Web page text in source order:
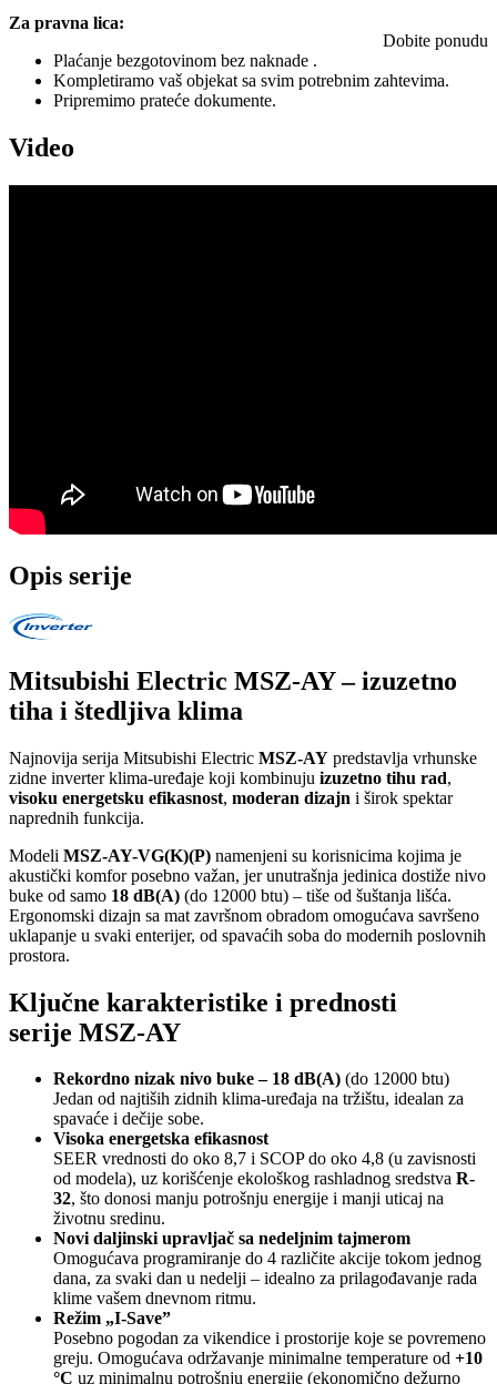
Dobite ponudu
Za pravna lica:
Plaćanje bezgotovinom bez naknade .
Kompletiramo vaš objekat sa svim potrebnim zahtevima.
Pripremimo prateće dokumente.
Video
Opis serije
Mitsubishi Electric MSZ-AY – izuzetno
tiha i štedljiva klima
Najnovija serija Mitsubishi Electric MSZ-AY predstavlja vrhunske
zidne inverter klima-uređaje koji kombinuju izuzetno tihu rad,
visoku energetsku efikasnost, moderan dizajn i širok spektar
naprednih funkcija.
Modeli MSZ-AY-VG(K)(P) namenjeni su korisnicima kojima je
akustički komfor posebno važan, jer unutrašnja jedinica dostiže nivo
buke od samo 18 dB(A) (do 12000 btu) – tiše od šuštanja lišća.
Ergonomski dizajn sa mat završnom obradom omogućava savršeno
uklapanje u svaki enterijer, od spavaćih soba do modernih poslovnih
prostora.
Ključne karakteristike i prednosti
serije MSZ-AY
Rekordno nizak nivo buke – 18 dB(A) (do 12000 btu)
Jedan od najtiših zidnih klima-uređaja na tržištu, idealan za
spavaće i dečije sobe.
Visoka energetska efikasnost
SEER vrednosti do oko 8,7 i SCOP do oko 4,8 (u zavisnosti
od modela), uz korišćenje ekološkog rashladnog sredstva R-
32, što donosi manju potrošnju energije i manji uticaj na
životnu sredinu.
Novi daljinski upravljač sa nedeljnim tajmerom
Omogućava programiranje do 4 različite akcije tokom jednog
dana, za svaki dan u nedelji – idealno za prilagođavanje rada
klime vašem dnevnom ritmu.
Režim „I-Save”
Posebno pogodan za vikendice i prostorije koje se povremeno
greju. Omogućava održavanje minimalne temperature od +10
°C uz minimalnu potrošnju energije (ekonomično dežurno